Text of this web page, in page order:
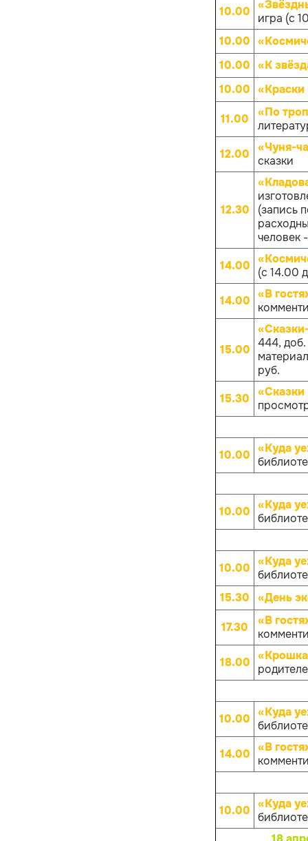
10.00
игра (с
10.00
10.00 «К
10.00
11.00
«По
12.00
«Чуня-
сказки
12.30
(запись
человек
14.00
(с 14.00
14.00 «В
15.00 444,
руб.
15.30
«Сказки
10.00 «Куда
10.00 «Куда
10.00 «Куда
15.30
«День
17.30
«В
18.00
10.00 «Куда
14.00 «В
10.00 «Куда